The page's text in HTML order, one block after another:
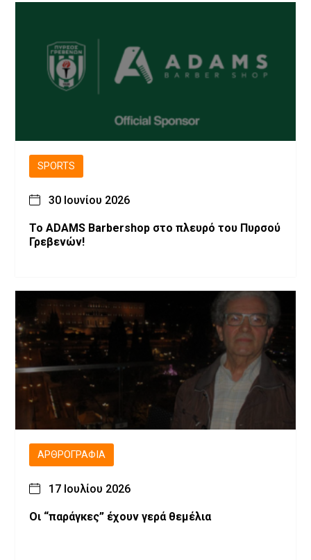
SPORTS
30 Ιουνίου 2026
Το ADAMS Barbershop στο πλευρό του Πυρσού
Γρεβενών!
ΑΡΘΡΟΓΡΑΦΊΑ
17 Ιουλίου 2026
Οι “παράγκες” έχουν γερά θεμέλια